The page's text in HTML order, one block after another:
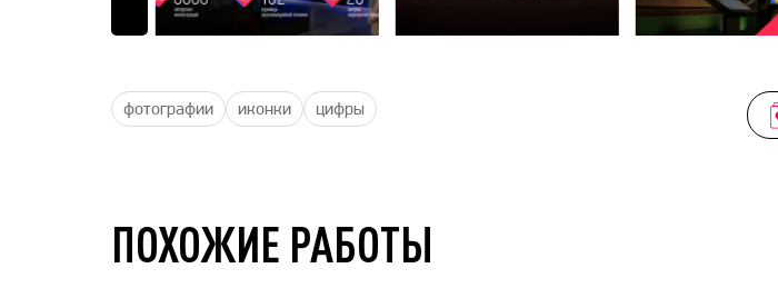
фотографии иконки цифры
ПОХОЖИЕ РАБОТЫ